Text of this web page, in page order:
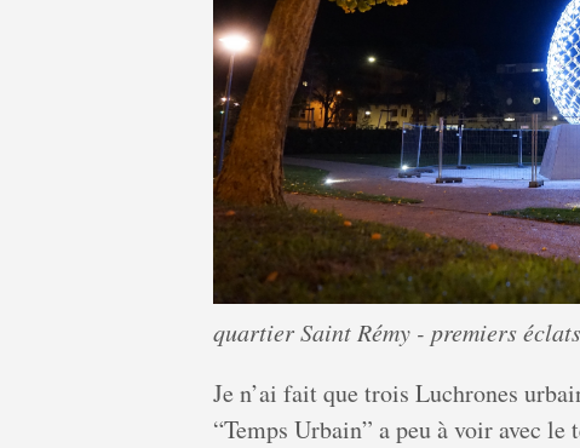
quartier Saint Rémy - premiers
Je n’ai fait que trois Luchrones
“Temps Urbain” a peu à voir avec